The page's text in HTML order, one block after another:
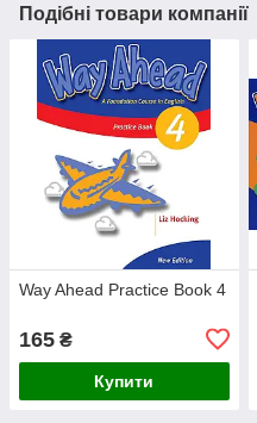
Подібні товари компанії
Way Ahead Practice Book 4
165 ₴
Купити